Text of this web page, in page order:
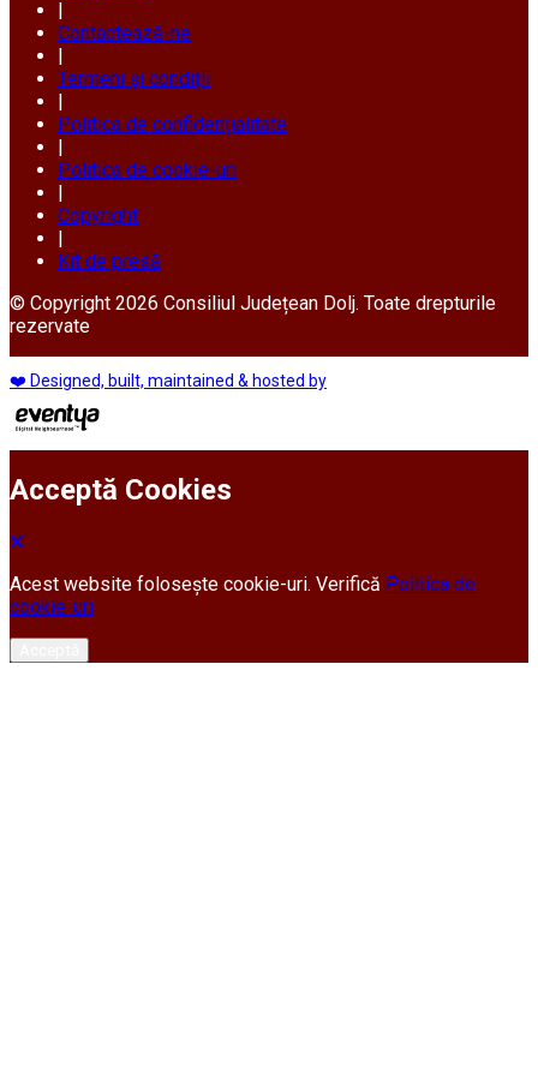
|
Contactează-ne
|
Termeni și condiții
|
Politica de confidențialitate
|
Politica de cookie-uri
|
Copyright
|
Kit de presă
© Copyright 2026 Consiliul Județean Dolj. Toate drepturile
rezervate
❤️ Designed, built, maintained & hosted by
Acceptă Cookies
Acest website folosește cookie-uri. Verifică Politica de
cookie-uri